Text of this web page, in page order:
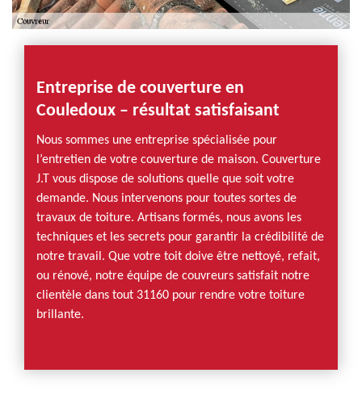
Entreprise de couverture en
Couledoux – résultat satisfaisant
Nous sommes une entreprise spécialisée pour
l’entretien de votre couverture de maison. Couverture
J.T vous dispose de solutions quelle que soit votre
demande. Nous intervenons pour toutes sortes de
travaux de toiture. Artisans formés, nous avons les
techniques et les secrets pour garantir la crédibilité de
notre travail. Que votre toit doive être nettoyé, refait,
ou rénové, notre équipe de couvreurs satisfait notre
clientèle dans tout 31160 pour rendre votre toiture
brillante.